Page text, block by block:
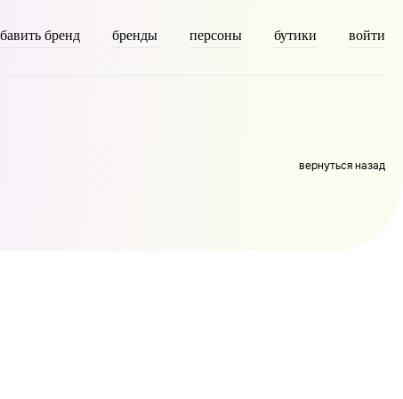
бренд бренды персоны бутики войти
вернуться назад